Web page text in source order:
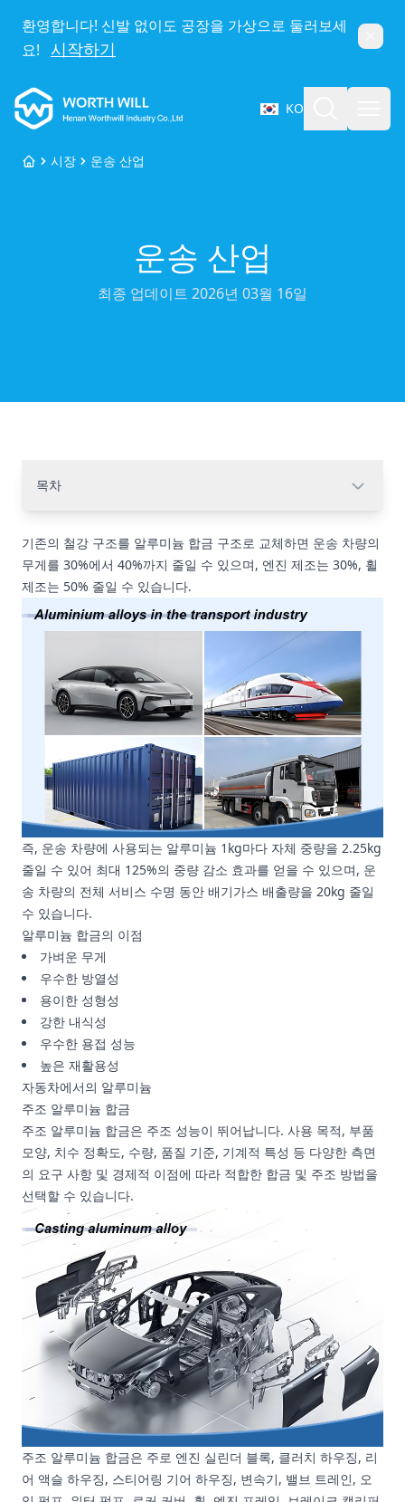
환영합니다! 신발 없이도 공장을 가상으로 둘러보세
요! 시작하기 닫기
Worthwill
KO
언어 선택
홈 시장 운송 산업
운송 산업
최종 업데이트 2026년 03월 16일
목차
기존의 철강 구조를 알루미늄 합금 구조로 교체하면 운송 차량의
무게를 30%에서 40%까지 줄일 수 있으며, 엔진 제조는 30%, 휠
제조는 50% 줄일 수 있습니다.
즉, 운송 차량에 사용되는 알루미늄 1kg마다 자체 중량을 2.25kg
줄일 수 있어 최대 125%의 중량 감소 효과를 얻을 수 있으며, 운
송 차량의 전체 서비스 수명 동안 배기가스 배출량을 20kg 줄일
수 있습니다.
알루미늄 합금의 이점
가벼운 무게
우수한 방열성
용이한 성형성
강한 내식성
우수한 용접 성능
높은 재활용성
자동차에서의 알루미늄
주조 알루미늄 합금
주조 알루미늄 합금은 주조 성능이 뛰어납니다. 사용 목적, 부품
모양, 치수 정확도, 수량, 품질 기준, 기계적 특성 등 다양한 측면
의 요구 사항 및 경제적 이점에 따라 적합한 합금 및 주조 방법을
선택할 수 있습니다.
주조 알루미늄 합금은 주로 엔진 실린더 블록, 클러치 하우징, 리
어 액슬 하우징, 스티어링 기어 하우징, 변속기, 밸브 트레인, 오